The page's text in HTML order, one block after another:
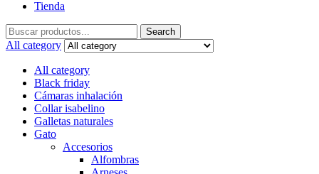
Tienda
Search
for:
Search
All category
All category
Black friday
Cámaras inhalación
Collar isabelino
Galletas naturales
Gato
Accesorios
Alfombras